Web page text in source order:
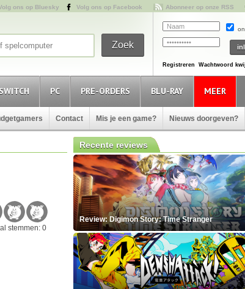
ons op Bluesky Volg ons op Facebook Abonneer op onze RSS
Registreren Wachtwoord
SWITCH PC PRE-ORDERS BLU-RAY MEER
Contact Mis je een game? Nieuws doorgeven?
stemmen: 0
Recente reviews
Review: Digimon Story: Time Stranger